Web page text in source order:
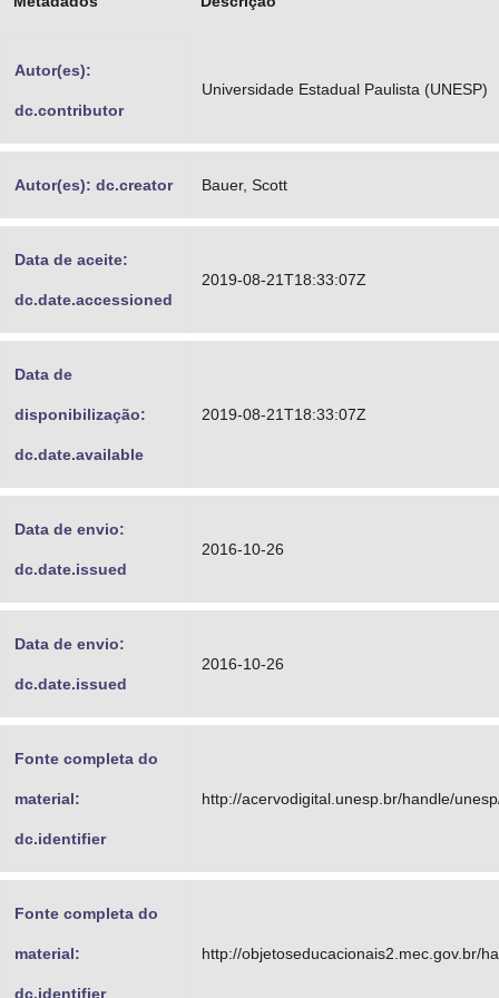
Banco Central do Brasil
Planalto
Autor(es):
dc.contributor
Universidade Estadual Paulista (UNESP)
Autor(es): dc.creator Bauer, Scott
Data de aceite:
dc.date.accessioned
2019-08-21T18:33:07Z
Data de
disponibilização:
dc.date.available
2019-08-21T18:33:07Z
Data de envio:
dc.date.issued
2016-10-26
Data de envio:
dc.date.issued
2016-10-26
Fonte completa do
material:
dc.identifier
http://acervodigital.unesp.br/handle/
Fonte completa do
material:
dc.identifier
http://objetoseducacionais2.mec.gov.br/